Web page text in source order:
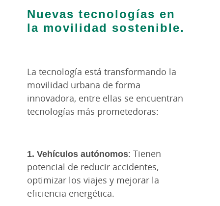
Nuevas tecnologías en
la movilidad sostenible.
La tecnología está transformando la
movilidad urbana de forma
innovadora, entre ellas se encuentran
tecnologías más prometedoras:
1. Vehículos autónomos: Tienen
potencial de reducir accidentes,
optimizar los viajes y mejorar la
eficiencia energética.